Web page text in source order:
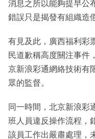
消息之所以能夠提早公
錯誤只是揭發有組織造
有見及此，廣西福利彩
民道歉稱高度關注事件
京新浪彩通網絡技術有
眾的監督。
同一時間，北京新浪彩
班人員違反操作流程，
該員工作出嚴肅處理，